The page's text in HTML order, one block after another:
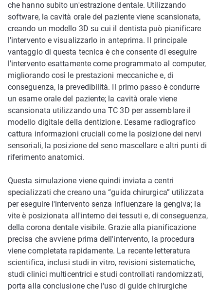
che hanno subito un'estrazione dentale. Utilizzando
software, la cavità orale del paziente viene scansionata,
creando un modello 3D su cui il dentista può pianificare
l'intervento e visualizzarlo in anteprima. Il principale
vantaggio di questa tecnica è che consente di eseguire
l'intervento esattamente come programmato al computer,
migliorando così le prestazioni meccaniche e, di
conseguenza, la prevedibilità. Il primo passo è condurre
un esame orale del paziente; la cavità orale viene
scansionata utilizzando una TC 3D per assemblare il
modello digitale della dentizione. L'esame radiografico
cattura informazioni cruciali come la posizione dei nervi
sensoriali, la posizione del seno mascellare e altri punti di
riferimento anatomici.
Questa simulazione viene quindi inviata a centri
specializzati che creano una “guida chirurgica” utilizzata
per eseguire l'intervento senza influenzare la gengiva; la
vite è posizionata all'interno dei tessuti e, di conseguenza,
della corona dentale visibile. Grazie alla pianificazione
precisa che avviene prima dell'intervento, la procedura
viene completata rapidamente. La recente letteratura
scientifica, inclusi studi in vitro, revisioni sistematiche,
studi clinici multicentrici e studi controllati randomizzati,
porta alla conclusione che l'uso di guide chirurgiche